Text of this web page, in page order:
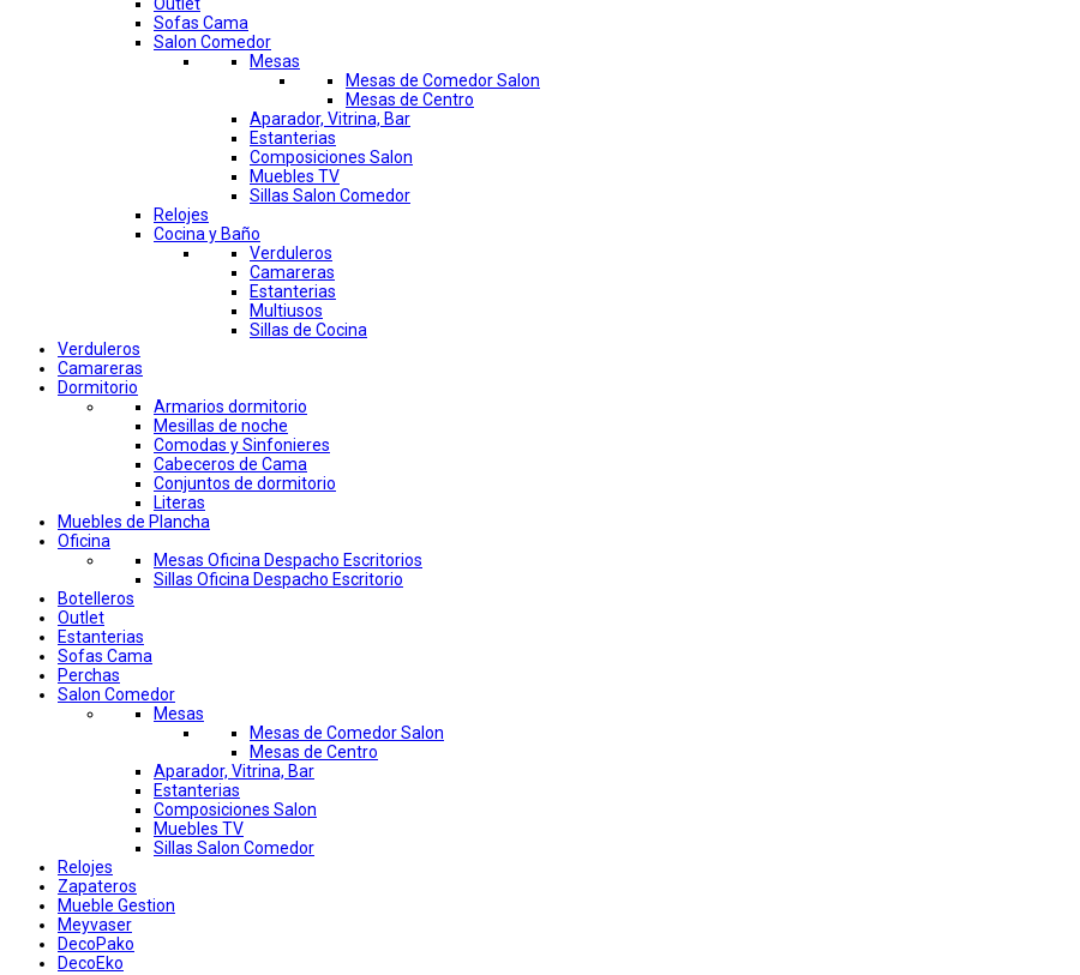
Outlet
Sofas Cama
Salon Comedor
Mesas
Mesas de Comedor Salon
Mesas de Centro
Aparador, Vitrina, Bar
Estanterias
Composiciones Salon
Muebles TV
Sillas Salon Comedor
Relojes
Cocina y Baño
Verduleros
Camareras
Estanterias
Multiusos
Sillas de Cocina
Verduleros
Camareras
Dormitorio
Armarios dormitorio
Mesillas de noche
Comodas y Sinfonieres
Cabeceros de Cama
Conjuntos de dormitorio
Literas
Muebles de Plancha
Oficina
Mesas Oficina Despacho Escritorios
Sillas Oficina Despacho Escritorio
Botelleros
Outlet
Estanterias
Sofas Cama
Perchas
Salon Comedor
Mesas
Mesas de Comedor Salon
Mesas de Centro
Aparador, Vitrina, Bar
Estanterias
Composiciones Salon
Muebles TV
Sillas Salon Comedor
Relojes
Zapateros
Mueble Gestion
Meyvaser
DecoPako
DecoEko